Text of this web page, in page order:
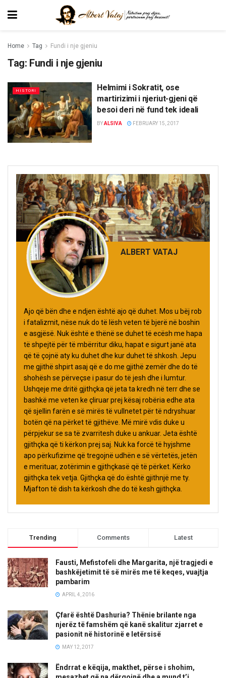
Home Tag Fundi i nje gjeniu
Tag: Fundi i nje gjeniu
HISTORI
Helmimi i Sokratit, ose
martirizimi i njeriut-gjeni që
besoi deri në fund tek ideali
BYALSIVA FEBRUARY 15, 2017
ALBERT VATAJ
Ajo që bën dhe e ndjen është ajo që duhet. Mos u bëj rob
i fatalizmit, nëse nuk do të lësh veten të bjerë në boshin
e asgjësë. Nuk është e thënë se duhet të ecësh me hapa
të shpejtë për të mbërritur diku, hapat e sigurt janë ata
që të çojnë aty ku duhet dhe kur duhet të shkosh. Jepu
me gjithë shpirt asaj që e do me gjithë zemër dhe do të
shohësh se përveçse i pasur do të jesh dhe i lumtur.
Ushqeje me dritë gjithçka që jeta ta kredh në terr dhe se
bashkë me veten ke çliruar prej kësaj robëria edhe ata
që sjellin farën e së mirës të vullnetet për të ndryshuar
botën që na përket të gjithëve. Më mirë vdis duke u
përpjekur se sa të zvarritesh duke u ankuar. Jeta është
gjithçka që ti kërkon prej saj. Nuk ka forcë të hyjshme
apo përkufizime që tregojnë udhën e së vërtetës, jetën
e merituar, zotërimin e gjithçkasë që të përket. Kërko
gjithçka tek vetja. Gjithçka që do është gjithnjë me ty.
Mjafton të dish ta kërkosh dhe do të kesh gjithçka.
Trending Comments Latest
Fausti, Mefistofeli dhe Margarita, një tragjedi e
bashkëjetimit të së mirës me të keqes, vuajtja
pambarim
APRIL 4, 2016
Çfarë është Dashuria? Thënie brilante nga
njerëz të famshëm që kanë skalitur zjarret e
pasionit në historinë e letërsisë
MAY 12, 2017
Ëndrrat e këqija, makthet, përse i shohim,